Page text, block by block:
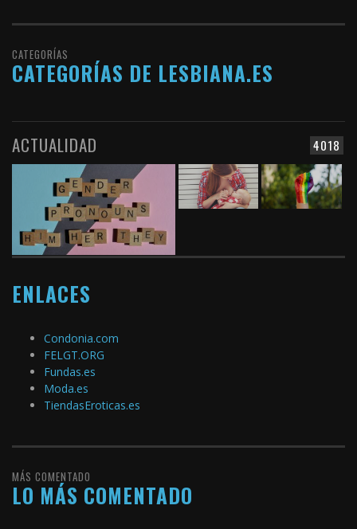
CATEGORÍAS
CATEGORÍAS DE LESBIANA.ES
4018
ACTUALIDAD
ENLACES
Condonia.com
FELGT.ORG
Fundas.es
Moda.es
TiendasEroticas.es
MÁS COMENTADO
LO MÁS COMENTADO